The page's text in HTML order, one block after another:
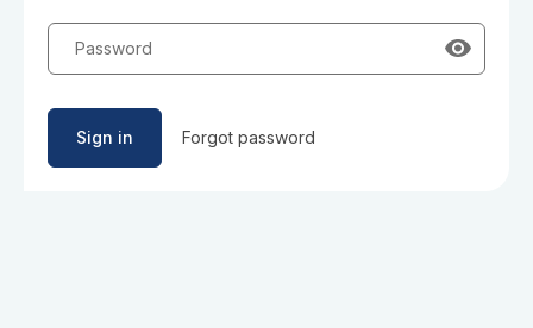
Password
Sign in Forgot password